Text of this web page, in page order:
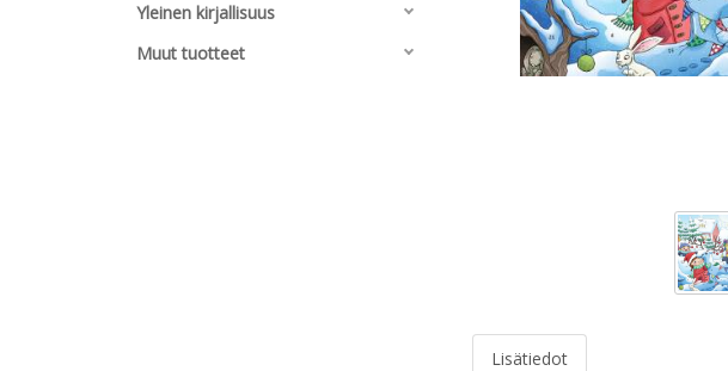
Yleinen kirjallisuus
Muut tuotteet
Lisätiedot